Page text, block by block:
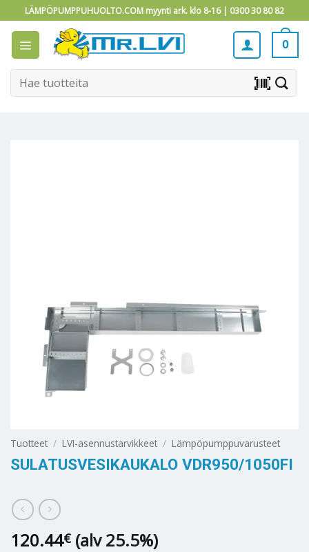
to
content
LÄMPÖPUMPPUHUOLTO.COM myynti ark. klo 8-16 | 0300 30 80 82
0
Etsi: barcode_scanner
Tuotteet / LVI-asennustarvikkeet / Lämpöpumppuvarusteet
SULATUSVESIKAUKALO VDR950/1050FI
120.44€ (alv 25.5%)